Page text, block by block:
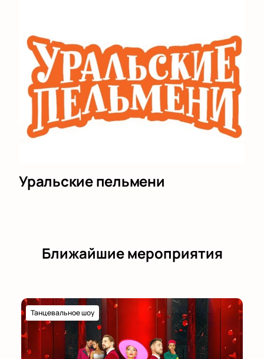
Уральские пельмени
Ближайшие мероприятия
Танцевальное шоу